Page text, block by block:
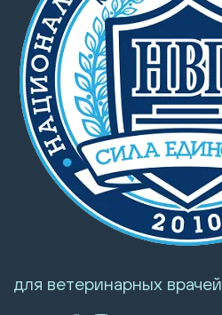
для ветеринарных врачей